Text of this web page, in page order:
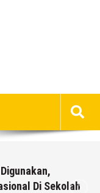
Di Sekolah